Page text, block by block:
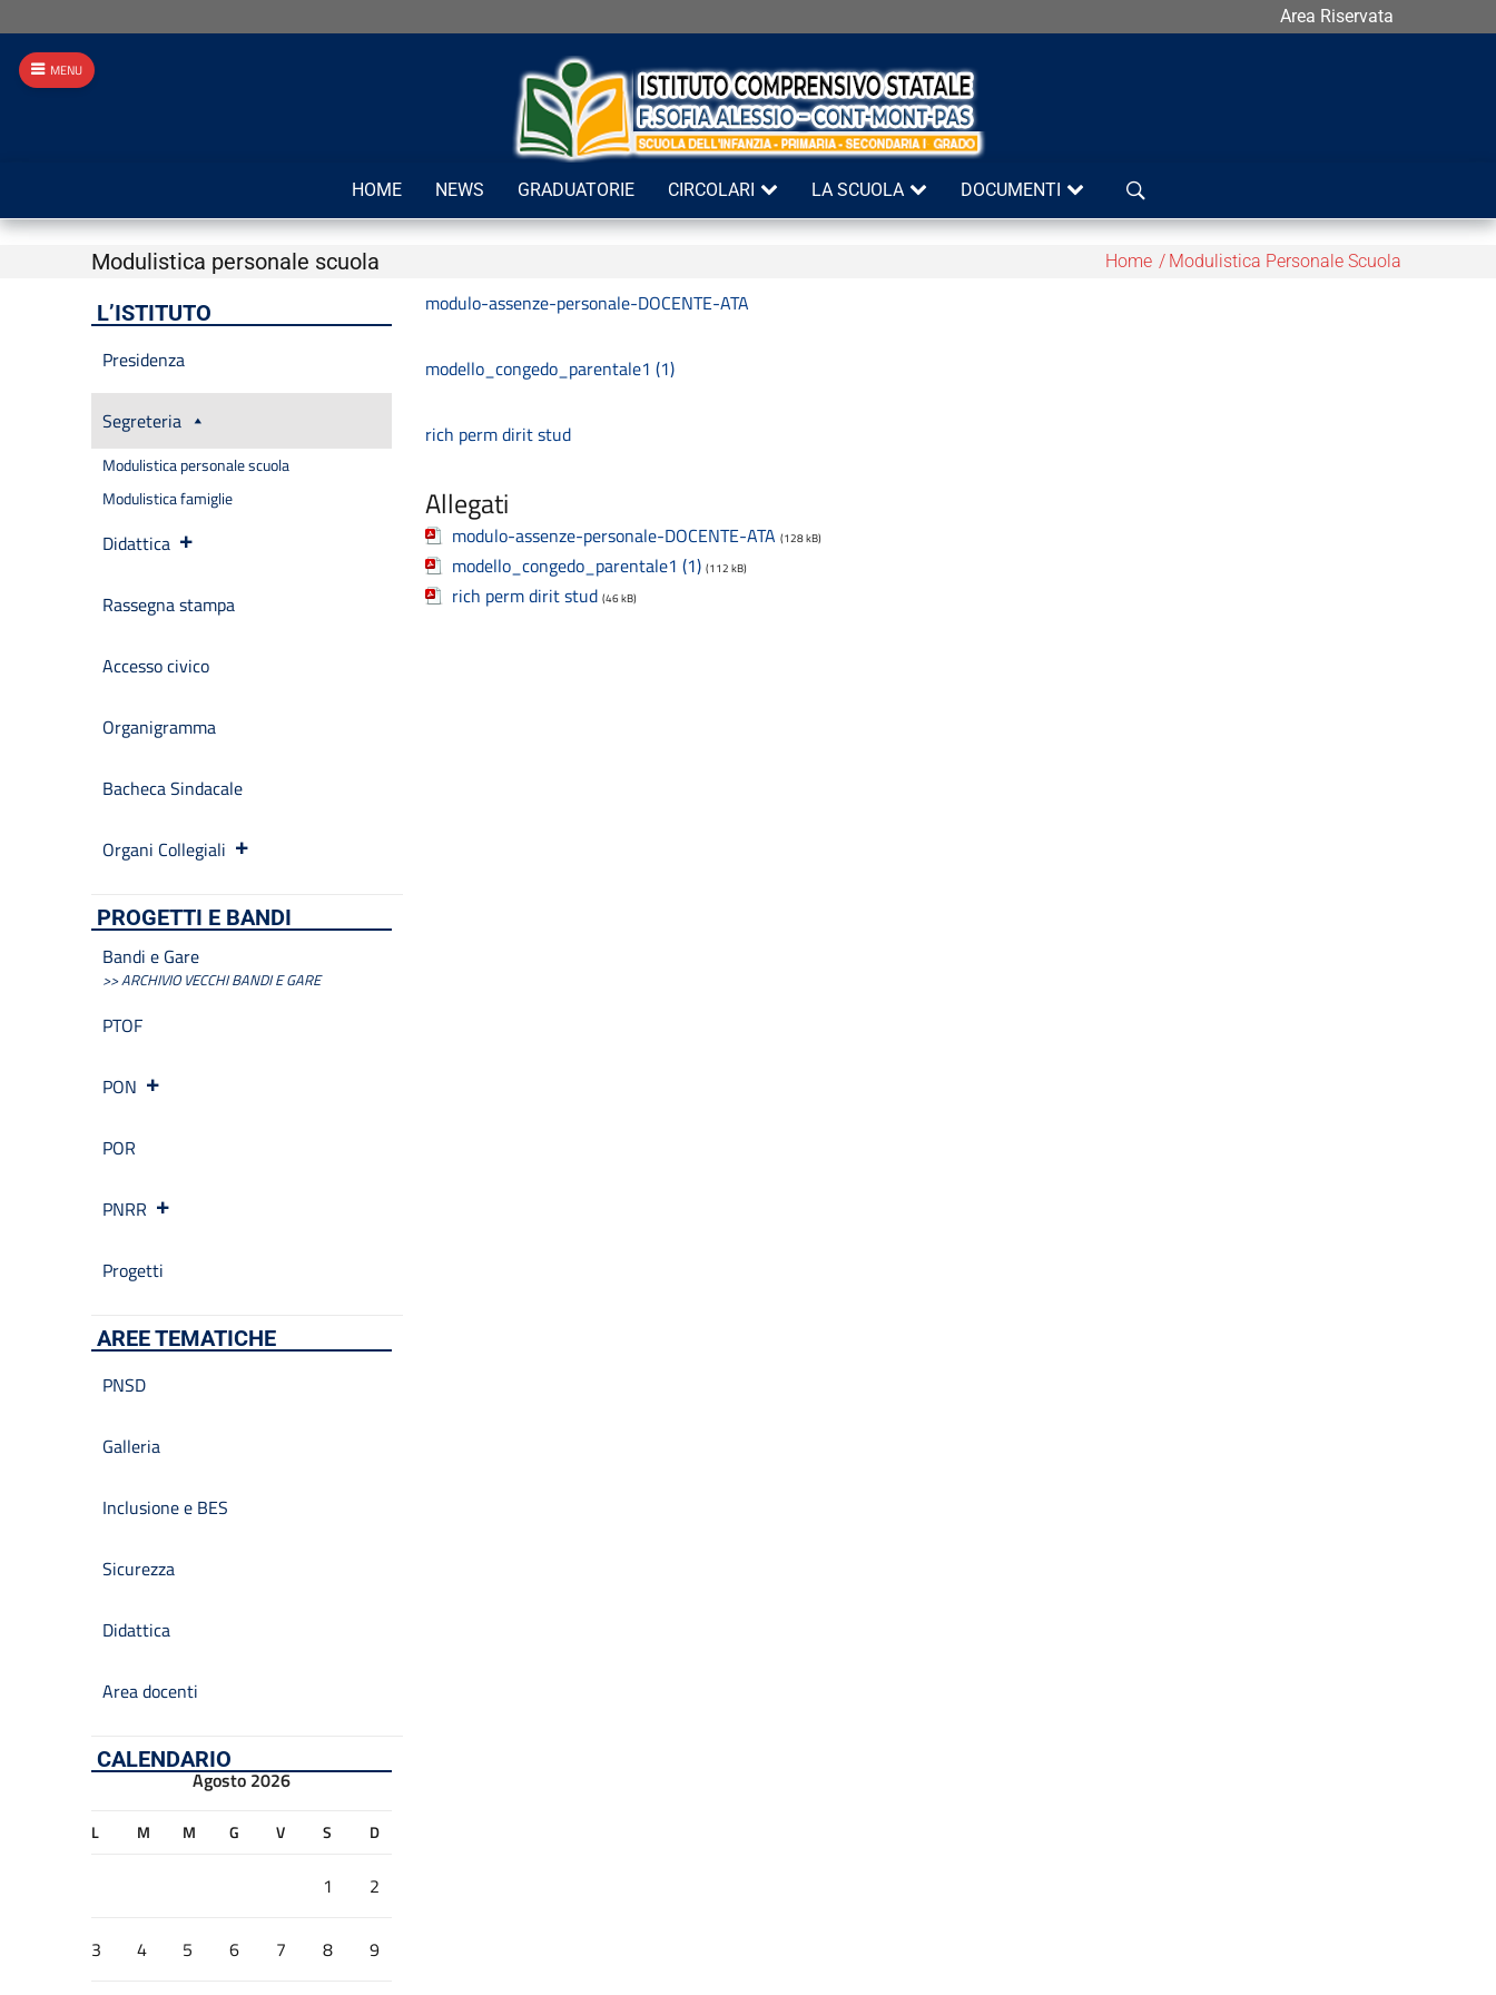
Area Riservata
Cerca
HOME NEWS GRADUATORIE CIRCOLARI LA SCUOLA DOCUMENTI
Modulistica personale scuola Home Modulistica Personale Scuola
modulo-assenze-personale-DOCENTE-ATA
modello_congedo_parentale1 (1)
rich perm dirit stud
Allegati
modulo-assenze-personale-DOCENTE-ATA (128 kB)
modello_congedo_parentale1 (1) (112 kB)
rich perm dirit stud (46 kB)
L’ISTITUTO
Presidenza
Segreteria
Modulistica personale scuola
Modulistica famiglie
Didattica
Rassegna stampa
Accesso civico
Organigramma
Bacheca Sindacale
Organi Collegiali
PROGETTI E BANDI
Bandi e Gare
>> ARCHIVIO VECCHI BANDI E GARE
PTOF
PON
POR
PNRR
Progetti
AREE TEMATICHE
PNSD
Galleria
Inclusione e BES
Sicurezza
Didattica
Area docenti
CALENDARIO
Agosto 2026
L M M G V S D
1 2
3 4 5 6 7 8 9
MENU